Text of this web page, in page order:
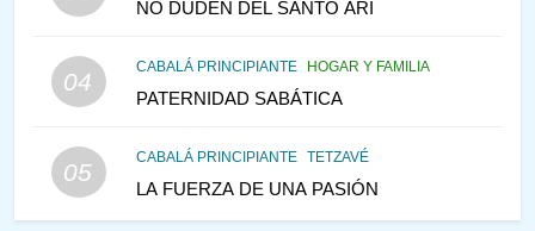
NO DUDEN DEL SANTO ARI
04
CABALÁ PRINCIPIANTE HOGAR Y FAMILIA
PATERNIDAD SABÁTICA
05
CABALÁ PRINCIPIANTE TETZAVÉ
LA FUERZA DE UNA PASIÓN
VEAMOS ¿POR QUÉ
IEHOSHÚA? Y LA QUEJA DE
1